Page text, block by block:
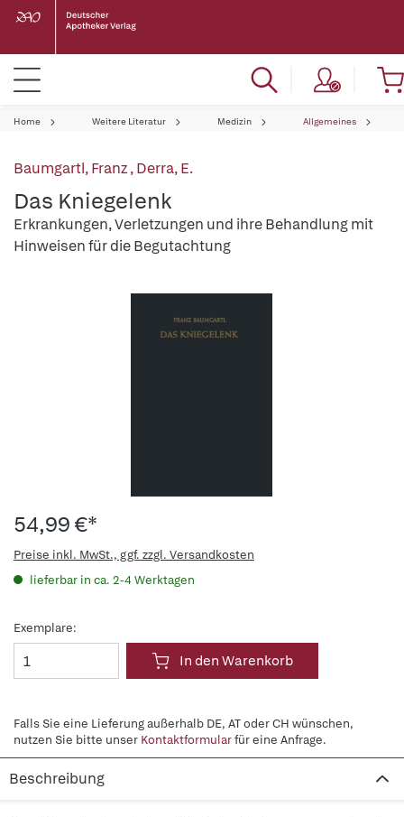
Home Weitere Literatur Medizin Allgemeines
Baumgartl, Franz,Derra, E.
Das Kniegelenk
Erkrankungen, Verletzungen und ihre Behandlung mit
Hinweisen für die Begutachtung
54,99 €*
Preise inkl. MwSt., ggf. zzgl. Versandkosten
lieferbar in ca. 2-4 Werktagen
Exemplare:
In den Warenkorb
Falls Sie eine Lieferung außerhalb DE, AT oder CH wünschen,
nutzen Sie bitte unser Kontaktformularfür eine Anfrage.
Beschreibung